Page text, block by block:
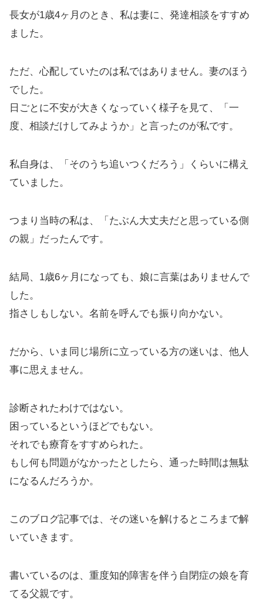
長女が1歳4ヶ月のとき、私は妻に、発達相談をすすめ
ました。
ただ、心配していたのは私ではありません。妻のほう
でした。
日ごとに不安が大きくなっていく様子を見て、「一
度、相談だけしてみようか」と言ったのが私です。
私自身は、「そのうち追いつくだろう」くらいに構え
ていました。
つまり当時の私は、「たぶん大丈夫だと思っている側
の親」だったんです。
結局、1歳6ヶ月になっても、娘に言葉はありませんで
した。
指さしもしない。名前を呼んでも振り向かない。
だから、いま同じ場所に立っている方の迷いは、他人
事に思えません。
診断されたわけではない。
困っているというほどでもない。
それでも療育をすすめられた。
もし何も問題がなかったとしたら、通った時間は無駄
になるんだろうか。
このブログ記事では、その迷いを解けるところまで解
いていきます。
書いているのは、重度知的障害を伴う自閉症の娘を育
てる父親です。